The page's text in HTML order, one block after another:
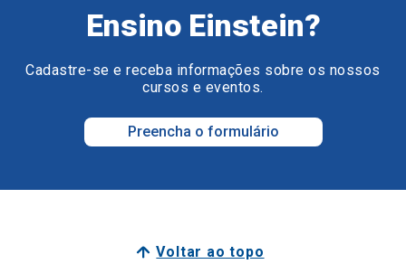
Ensino Einstein?
Cadastre-se e receba informações sobre os nossos
cursos e eventos.
Preencha o formulário
Voltar ao topo